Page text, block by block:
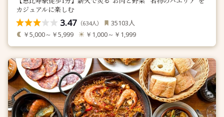
カジュアルに楽しむ
3.47 （634人） 35103人
￥5,000～￥5,999 ￥1,000～￥1,999